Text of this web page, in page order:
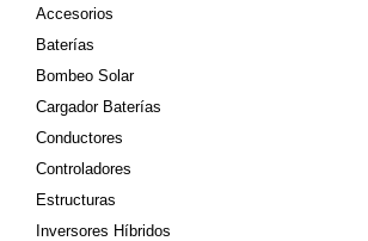
Accesorios
Baterías
Bombeo Solar
Cargador Baterías
Conductores
Controladores
Estructuras
Inversores Híbridos